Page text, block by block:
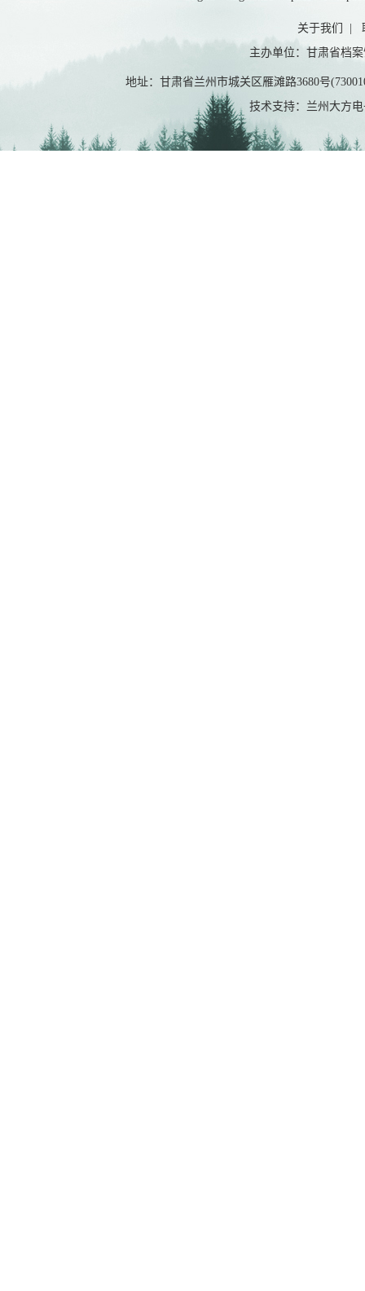
关于我们
主办单位：甘肃省档
地址：甘肃省兰州市城关区雁滩路3680号
技术支持：兰州大方